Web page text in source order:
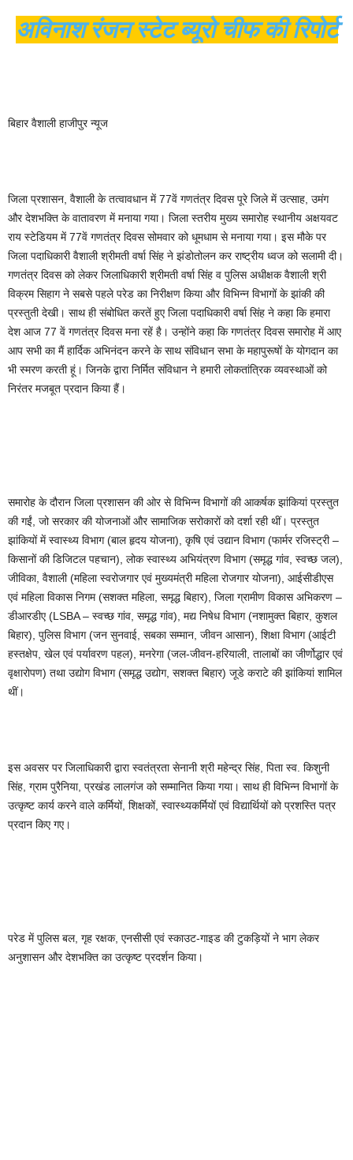
अविनाश रंजन स्टेट ब्यूरो चीफ की रिपोर्ट
बिहार वैशाली हाजीपुर न्यूज
जिला प्रशासन, वैशाली के तत्वावधान में 77वें गणतंत्र दिवस पूरे जिले में उत्साह, उमंग
और देशभक्ति के वातावरण में मनाया गया। जिला स्तरीय मुख्य समारोह स्थानीय अक्षयवट
राय स्टेडियम में 77वें गणतंत्र दिवस सोमवार को धूमधाम से मनाया गया। इस मौके पर
जिला पदाधिकारी वैशाली श्रीमती वर्षा सिंह ने झंडोतोलन कर राष्ट्रीय ध्वज को सलामी दी।
गणतंत्र दिवस को लेकर जिलाधिकारी श्रीमती वर्षा सिंह व पुलिस अधीक्षक वैशाली श्री
विक्रम सिहाग ने सबसे पहले परेड का निरीक्षण किया और विभिन्न विभागों के झांकी की
प्रस्तुती देखी। साथ ही संबोधित करतें हुए जिला पदाधिकारी वर्षा सिंह ने कहा कि हमारा
देश आज 77 वें गणतंत्र दिवस मना रहें है। उन्होंने कहा कि गणतंत्र दिवस समारोह में आए
आप सभी का मैं हार्दिक अभिनंदन करने के साथ संविधान सभा के महापुरूषों के योगदान का
भी स्मरण करती हूं। जिनके द्वारा निर्मित संविधान ने हमारी लोकतांत्रिक व्यवस्थाओं को
निरंतर मजबूत प्रदान किया हैं।
समारोह के दौरान जिला प्रशासन की ओर से विभिन्न विभागों की आकर्षक झांकियां प्रस्तुत
की गईं, जो सरकार की योजनाओं और सामाजिक सरोकारों को दर्शा रही थीं। प्रस्तुत
झांकियों में स्वास्थ्य विभाग (बाल हृदय योजना), कृषि एवं उद्यान विभाग (फार्मर रजिस्ट्री –
किसानों की डिजिटल पहचान), लोक स्वास्थ्य अभियंत्रण विभाग (समृद्ध गांव, स्वच्छ जल),
जीविका, वैशाली (महिला स्वरोजगार एवं मुख्यमंत्री महिला रोजगार योजना), आईसीडीएस
एवं महिला विकास निगम (सशक्त महिला, समृद्ध बिहार), जिला ग्रामीण विकास अभिकरण –
डीआरडीए (LSBA – स्वच्छ गांव, समृद्ध गांव), मद्य निषेध विभाग (नशामुक्त बिहार, कुशल
बिहार), पुलिस विभाग (जन सुनवाई, सबका सम्मान, जीवन आसान), शिक्षा विभाग (आईटी
हस्तक्षेप, खेल एवं पर्यावरण पहल), मनरेगा (जल-जीवन-हरियाली, तालाबों का जीर्णोद्धार एवं
वृक्षारोपण) तथा उद्योग विभाग (समृद्ध उद्योग, सशक्त बिहार) जूडे कराटे की झांकियां शामिल
थीं।
इस अवसर पर जिलाधिकारी द्वारा स्वतंत्रता सेनानी श्री महेन्द्र सिंह, पिता स्व. किशुनी
सिंह, ग्राम पुरैनिया, प्रखंड लालगंज को सम्मानित किया गया। साथ ही विभिन्न विभागों के
उत्कृष्ट कार्य करने वाले कर्मियों, शिक्षकों, स्वास्थ्यकर्मियों एवं विद्यार्थियों को प्रशस्ति पत्र
प्रदान किए गए।
परेड में पुलिस बल, गृह रक्षक, एनसीसी एवं स्काउट-गाइड की टुकड़ियों ने भाग लेकर
अनुशासन और देशभक्ति का उत्कृष्ट प्रदर्शन किया।